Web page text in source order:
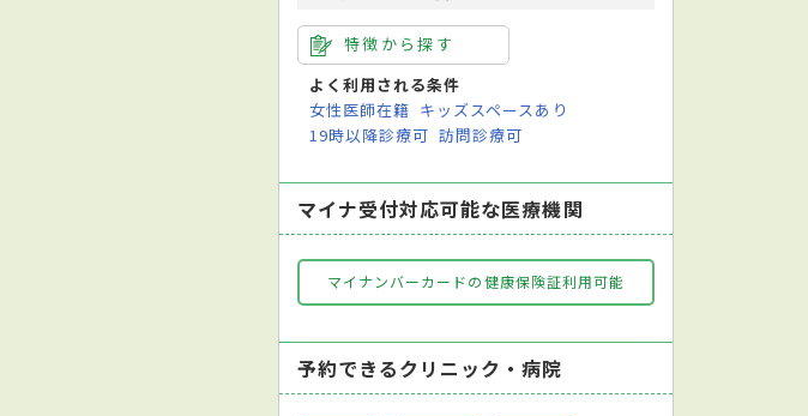
特徴から探す
よく利用される条件
女性医師在籍 キッズスペースあり
19時以降診療可 訪問診療可
マイナ受付対応可能な医療機関
マイナンバーカードの健康保険証利用可能
予約できるクリニック・病院